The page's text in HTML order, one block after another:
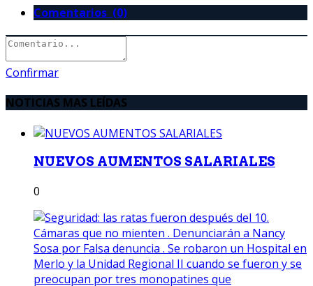
Comentarios (0)
Confirmar
NOTICIAS MAS LEÍDAS
NUEVOS AUMENTOS SALARIALES
0